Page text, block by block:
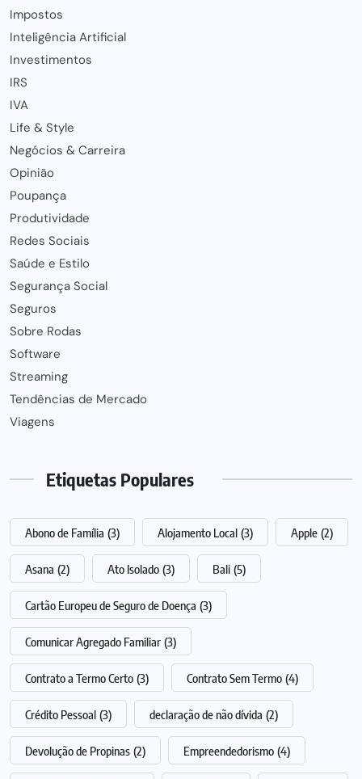
Impostos
Inteligência Artificial
Investimentos
IRS
IVA
Life & Style
Negócios & Carreira
Opinião
Poupança
Produtividade
Redes Sociais
Saúde e Estilo
Segurança Social
Seguros
Sobre Rodas
Software
Streaming
Tendências de Mercado
Viagens
Etiquetas Populares
Abono de Família (3) Alojamento Local (3) Apple (2)
Asana (2) Ato Isolado (3) Bali (5)
Cartão Europeu de Seguro de Doença (3)
Comunicar Agregado Familiar (3)
Contrato a Termo Certo (3) Contrato Sem Termo (4)
Crédito Pessoal (3) declaração de não dívida (2)
Devolução de Propinas (2) Empreendedorismo (4)